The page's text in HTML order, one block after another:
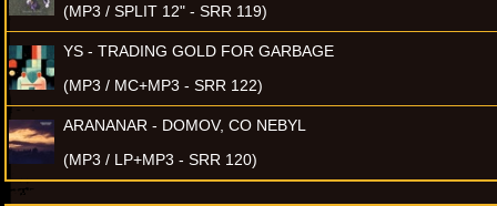
(MP3 / SPLIT 12" - SRR 119)
YS - TRADING GOLD FOR GARBAGE
(MP3 / MC+MP3 - SRR 122)
ARANANAR - DOMOV, CO NEBYL
(MP3 / LP+MP3 - SRR 120)